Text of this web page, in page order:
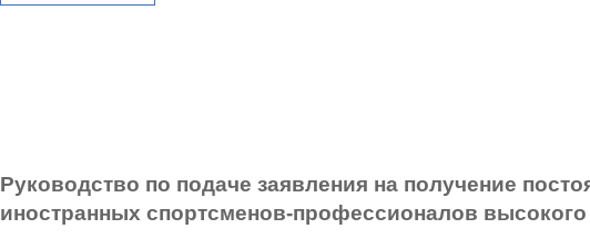
Руководство по подаче заявления на получение
иностранных спортсменов-профессионалов